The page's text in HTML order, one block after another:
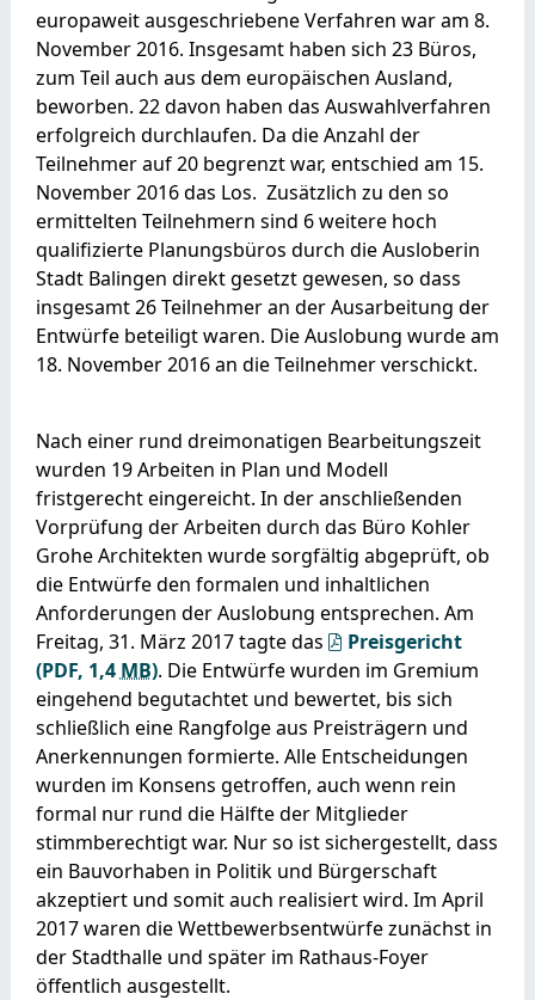
europaweit ausgeschriebene Verfahren war am 8.
November 2016. Insgesamt haben sich 23 Büros,
zum Teil auch aus dem europäischen Ausland,
beworben. 22 davon haben das Auswahlverfahren
erfolgreich durchlaufen. Da die Anzahl der
Teilnehmer auf 20 begrenzt war, entschied am 15.
November 2016 das Los. Zusätzlich zu den so
ermittelten Teilnehmern sind 6 weitere hoch
qualifizierte Planungsbüros durch die Ausloberin
Stadt Balingen direkt gesetzt gewesen, so dass
insgesamt 26 Teilnehmer an der Ausarbeitung der
Entwürfe beteiligt waren. Die Auslobung wurde am
18. November 2016 an die Teilnehmer verschickt.
Nach einer rund dreimonatigen Bearbeitungszeit
wurden 19 Arbeiten in Plan und Modell
fristgerecht eingereicht. In der anschließenden
Vorprüfung der Arbeiten durch das Büro Kohler
Grohe Architekten wurde sorgfältig abgeprüft, ob
die Entwürfe den formalen und inhaltlichen
Anforderungen der Auslobung entsprechen. Am
Freitag, 31. März 2017 tagte das
Preisgericht
(PDF, 1,4 MB). Die Entwürfe wurden im Gremium
eingehend begutachtet und bewertet, bis sich
schließlich eine Rangfolge aus Preisträgern und
Anerkennungen formierte. Alle Entscheidungen
wurden im Konsens getroffen, auch wenn rein
formal nur rund die Hälfte der Mitglieder
stimmberechtigt war. Nur so ist sichergestellt, dass
ein Bauvorhaben in Politik und Bürgerschaft
akzeptiert und somit auch realisiert wird. Im April
2017 waren die Wettbewerbsentwürfe zunächst in
der Stadthalle und später im Rathaus-Foyer
öffentlich ausgestellt.